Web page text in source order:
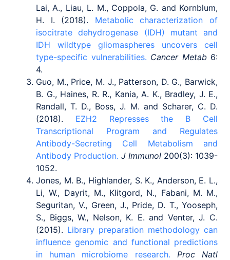
Lai, A., Liau, L. M., Coppola, G. and Kornblum,
H. I. (2018). Metabolic characterization of
isocitrate dehydrogenase (IDH) mutant and
IDH wildtype gliomaspheres uncovers cell
type-specific vulnerabilities. Cancer Metab6:
4.
Guo, M., Price, M. J., Patterson, D. G., Barwick,
B. G., Haines, R. R., Kania, A. K., Bradley, J. E.,
Randall, T. D., Boss, J. M. and Scharer, C. D.
(2018). EZH2 Represses the B Cell
Transcriptional Program and Regulates
Antibody-Secreting Cell Metabolism and
Antibody Production. J Immunol 200(3): 1039-
1052.
Jones, M. B., Highlander, S. K., Anderson, E. L.,
Li, W., Dayrit, M., Klitgord, N., Fabani, M. M.,
Seguritan, V., Green, J., Pride, D. T., Yooseph,
S., Biggs, W., Nelson, K. E. and Venter, J. C.
(2015). Library preparation methodology can
influence genomic and functional predictions
in human microbiome research.
Proc Natl